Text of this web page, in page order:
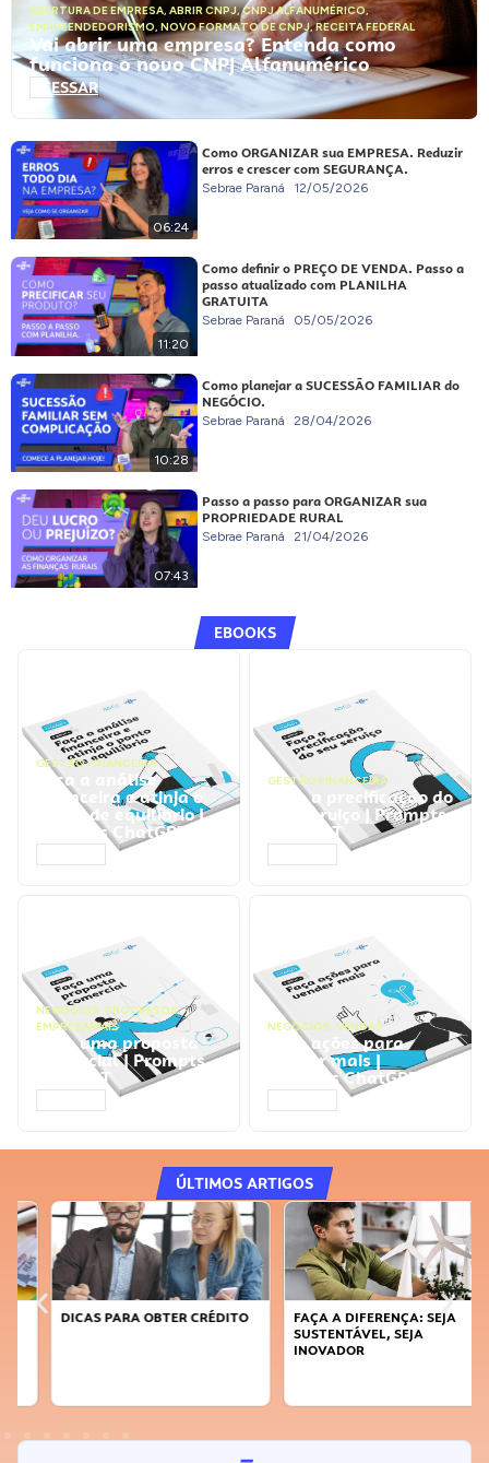
ABERTURA DE EMPRESA, ABRIR CNPJ,CNPJ ALFANUMÉRICO,
EMPREENDEDORISMO, NOVO FORMATO DE CNPJ,RECEITA FEDERAL
Vai abrir uma empresa? Entenda como
funciona o novo CNPJ Alfanumérico
ACESSAR
06:24
Como ORGANIZAR sua EMPRESA. Reduzir
erros e crescer com SEGURANÇA.
Sebrae Paraná 12/05/2026
11:20
Como definir o PREÇO DE VENDA. Passo a
passo atualizado com PLANILHA
GRATUITA
Sebrae Paraná 05/05/2026
10:28
Como planejar a SUCESSÃO FAMILIAR do
NEGÓCIO.
Sebrae Paraná 28/04/2026
07:43
Passo a passo para ORGANIZAR sua
PROPRIEDADE RURAL
Sebrae Paraná 21/04/2026
EBOOKS
GESTÃO FINANCEIRA
Faça a análise
financeira e atinja o
ponto de equilíbrio |
Prompts ChatGPT
GESTÃO FINANCEIRA
Faça a precificação do
seu serviço | Prompts
ChatGPT
NEGÓCIOS, PROCESSOS
EMPRESARIAIS
Faça uma proposta
comercial | Prompts
ChatGPT
NEGÓCIOS, VENDAS
Faça ações para
vender mais |
Prompts ChatGPT
ÚLTIMOS ARTIGOS
DICAS PARA OBTER CRÉDITO
FAÇA A DIFERENÇA: SEJA
SUSTENTÁVEL, SEJA
INOVADOR